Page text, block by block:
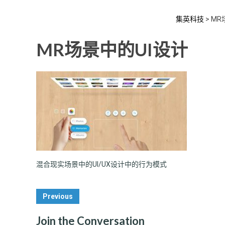
集英科技 > MR
MR场景中的UI设计
混合现实场景中的UI/UX设计中的行为模式
Post
Navigation
Previous
Join the Conversation